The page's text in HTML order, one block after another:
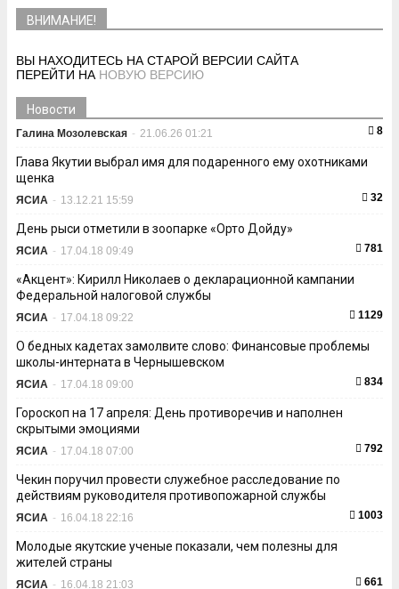
ВНИМАНИЕ!
ВЫ НАХОДИТЕСЬ НА СТАРОЙ ВЕРСИИ САЙТА
ПЕРЕЙТИ НА НОВУЮ ВЕРСИЮ
Новости
Галина Мозолевская - 21.06.26 01:21 8
Глава Якутии выбрал имя для подаренного ему охотниками
щенка
ЯСИА - 13.12.21 15:59 32
День рыси отметили в зоопарке «Орто Дойду»
ЯСИА - 17.04.18 09:49 781
«Акцент»: Кирилл Николаев о декларационной кампании
Федеральной налоговой службы
ЯСИА - 17.04.18 09:22 1129
О бедных кадетах замолвите слово: Финансовые проблемы
школы-интерната в Чернышевском
ЯСИА - 17.04.18 09:00 834
Гороскоп на 17 апреля: День противоречив и наполнен
скрытыми эмоциями
ЯСИА - 17.04.18 07:00 792
Чекин поручил провести служебное расследование по
действиям руководителя противопожарной службы
ЯСИА - 16.04.18 22:16 1003
Молодые якутские ученые показали, чем полезны для
жителей страны
ЯСИА - 16.04.18 21:03 661